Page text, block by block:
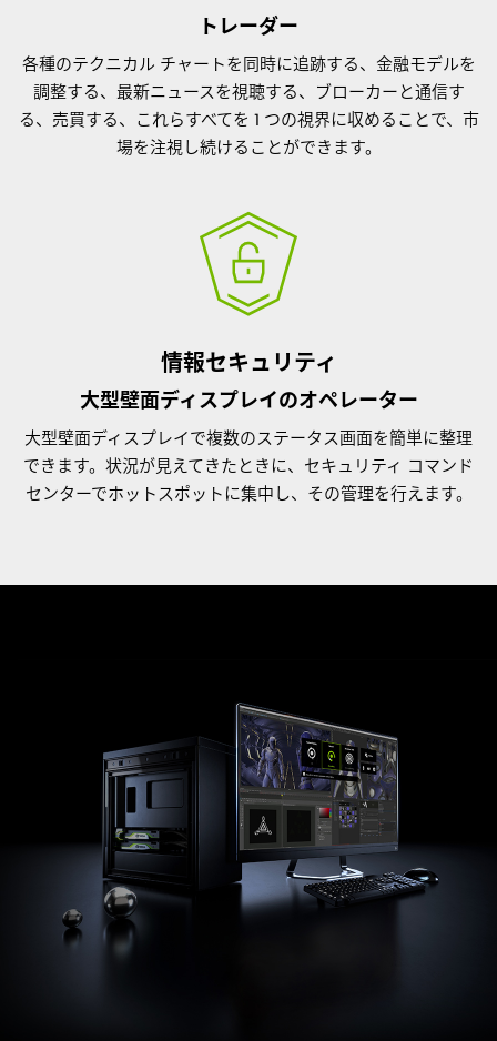
トレーダー
各種のテクニカル チャートを同時に追跡する、金融モデルを
調整する、最新ニュースを視聴する、ブローカーと通信す
る、売買する、これらすべてを 1 つの視界に収めることで、市
場を注視し続けることができます。
情報セキュリティ
大型壁面ディスプレイのオペレーター
大型壁面ディスプレイで複数のステータス画面を簡単に整理
できます。状況が見えてきたときに、セキュリティ コマンド
センターでホットスポットに集中し、その管理を行えます。